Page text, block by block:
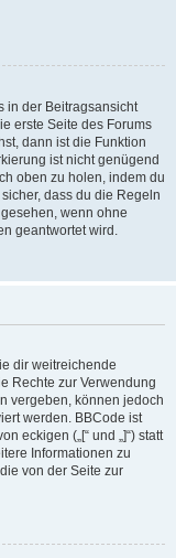
in der Beitragsansicht
erste Seite des Forums
dann ist die Funktion
ist nicht genügend
oben zu holen, indem du
dass du die Regeln
wenn ohne
geantwortet wird.
dir weitreichende
Rechte zur Verwendung
vergeben, können jedoch
werden. BBCode ist
eckigen („[“ und „]“) statt
Informationen zu
von der Seite zur